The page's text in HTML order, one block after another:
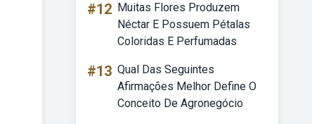
#12 Muitas Flores Produzem
Néctar E Possuem Pétalas
Coloridas E Perfumadas
#13 Qual Das Seguintes
Afirmações Melhor Define O
Conceito De Agronegócio